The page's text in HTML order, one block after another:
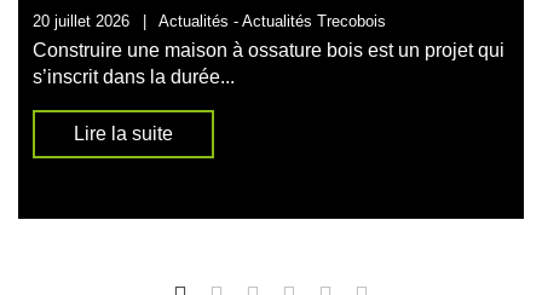
20 juillet 2026 | Actualités - Actualités Trecobois
Construire une maison à ossature bois est un projet qui
s’inscrit dans la durée...
Lire la suite